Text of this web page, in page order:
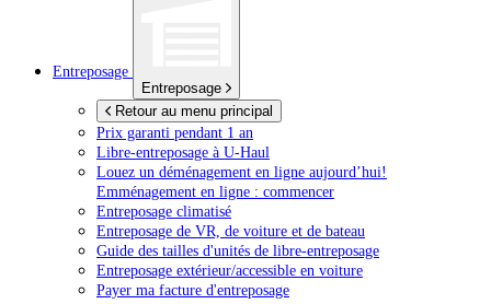
Entreposage
Entreposage
Retour au menu principal
Prix garanti pendant 1 an
Libre-entreposage à U-Haul
Louez un déménagement en ligne aujourd’hui!
Emménagement en ligne : commencer
Entreposage climatisé
Entreposage de VR, de voiture et de bateau
Guide des tailles d'unités de libre-entreposage
Entreposage extérieur/accessible en voiture
Payer ma facture d'entreposage